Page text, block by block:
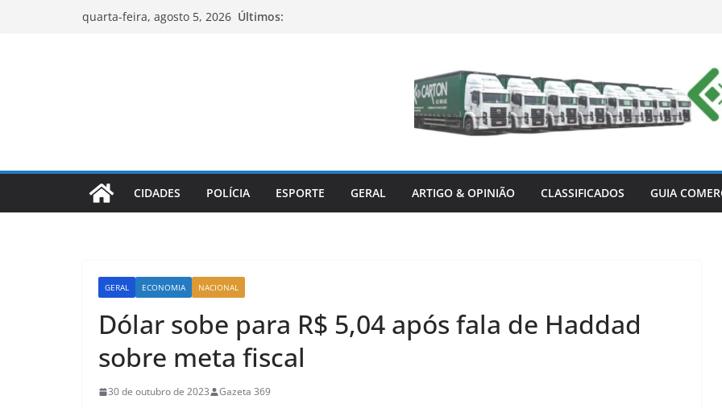
quarta-feira, agosto 5, 2026 Últimos:
CIDADES POLÍCIA ESPORTE GERAL ARTIGO & OPINIÃO CLASSIFICADOS GUIA
GERAL ECONOMIA NACIONAL
Dólar sobe para R$ 5,04 após fala de Haddad
sobre meta fiscal
30 de outubro de 2023 Gazeta 369